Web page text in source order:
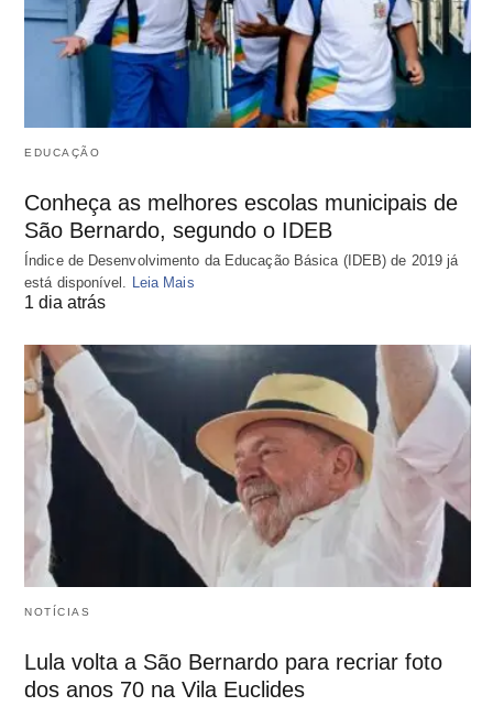
EDUCAÇÃO
Conheça as melhores escolas municipais de
São Bernardo, segundo o IDEB
Índice de Desenvolvimento da Educação Básica (IDEB) de 2019 já
está disponível.
Leia Mais
1 dia atrás
NOTÍCIAS
Lula volta a São Bernardo para recriar foto
dos anos 70 na Vila Euclides